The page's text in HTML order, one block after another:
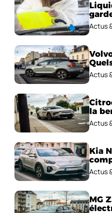
Actus
Actus
la
Actus
Kia
et le
Actus
MG